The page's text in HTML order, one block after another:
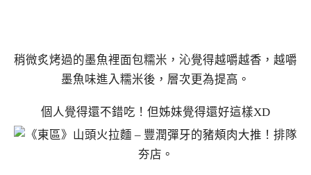
稍微炙烤過的墨魚裡面包糯米，沁覺得越嚼越香，越嚼
墨魚味進入糯米後，層次更為提高。
個人覺得還不錯吃！但姊妹覺得還好這樣XD